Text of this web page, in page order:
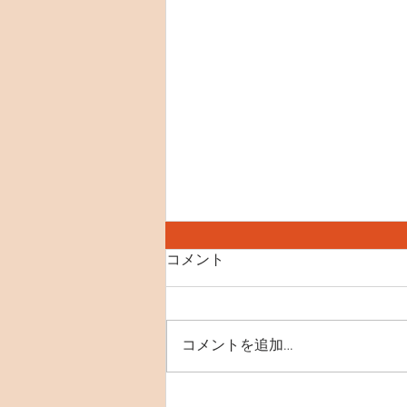
8月8日(土) 世界ねこの日
【SNS】 instagram X(Twitter)
募集の猫たち ペットショップに
いくまえに 初めてご来店をお考
えのお客様へ(お子様とのご利用
コメント
コメントを追加…